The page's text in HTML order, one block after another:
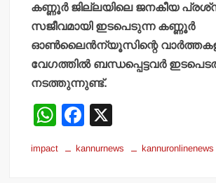
കണ്ണൂര്‍ ജില്ലയിലെ ജനകീയ
സജീവമായി ഇടപെടുന്ന കണ്ണൂര്‍
ഓണ്‍ലൈന്‍ന്യൂസിന്റെ
വേഗത്തില്‍ ബന്ധപ്പെട്ടവര്‍
നടത്തുന്നുണ്ട്.
W
at
F
c
impact kannurnews kannuronlinenews